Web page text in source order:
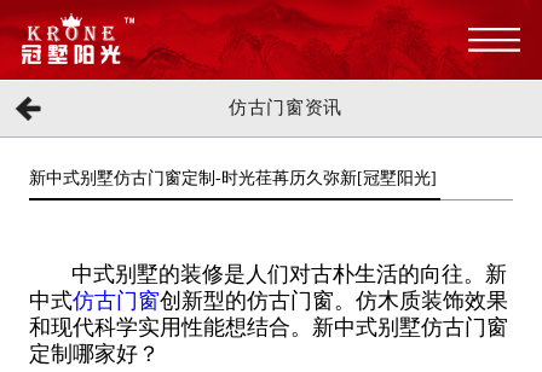
仿古门窗资讯
新中式别墅仿古门窗定制-时光荏苒历久弥新[冠墅阳光]
中式别墅的装修是人们对古朴生活的向往。新
中式仿古门窗创新型的仿古门窗。仿木质装饰效果
和现代科学实用性能想结合。新中式别墅仿古门窗
定制哪家好？